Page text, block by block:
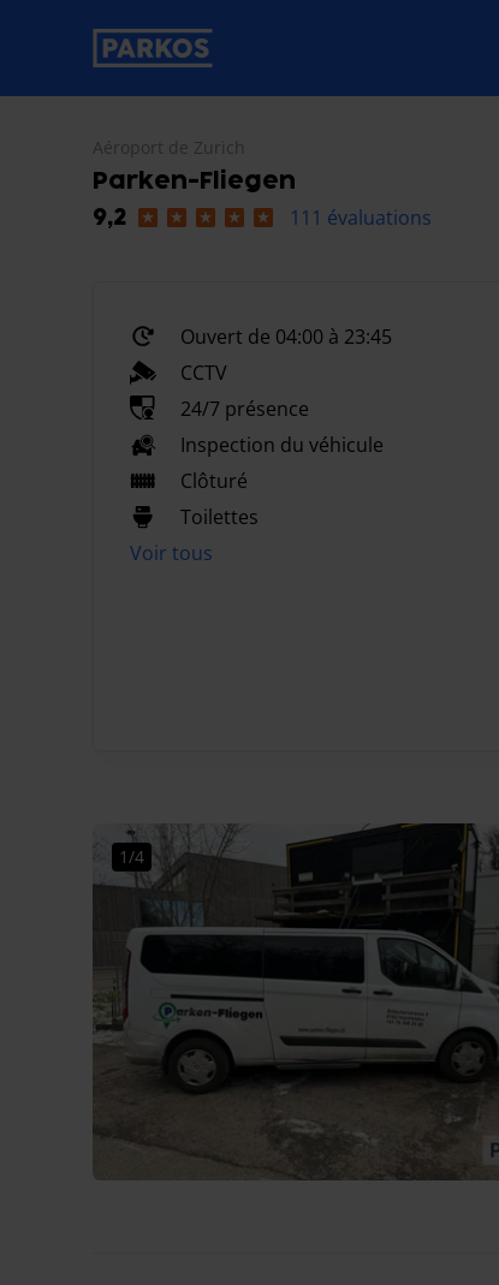
étiquette-de-navigation-principale
Aéroport de Zurich
Parken-Fliegen
9,2
111 évaluations
Ouvert de 04:00 à 23:45
CCTV
24/7 présence
Inspection du véhicule
Clôturé
Toilettes
Voir tous
1/4